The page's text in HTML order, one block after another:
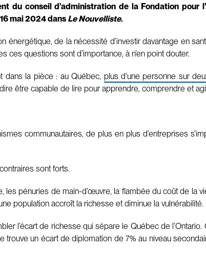
du conseil d’administration de la Fondation
mai 2024 dans Le Nouvelliste.
énergétique, de la nécessité d’investir davantage en
ces questions sont d’importance, à n’en point douter.
dans la pièce : au Québec, plus d’une personne sur
être capable de lire pour apprendre, comprendre et
communautaires, de plus en plus d’entreprises
sont forts.
pénuries de main-d’œuvre, la flambée du coût de la
population accroît la richesse et diminue la vulnérabilité.
l’écart de richesse qui sépare le Québec de
un écart de diplomation de 7% au niveau